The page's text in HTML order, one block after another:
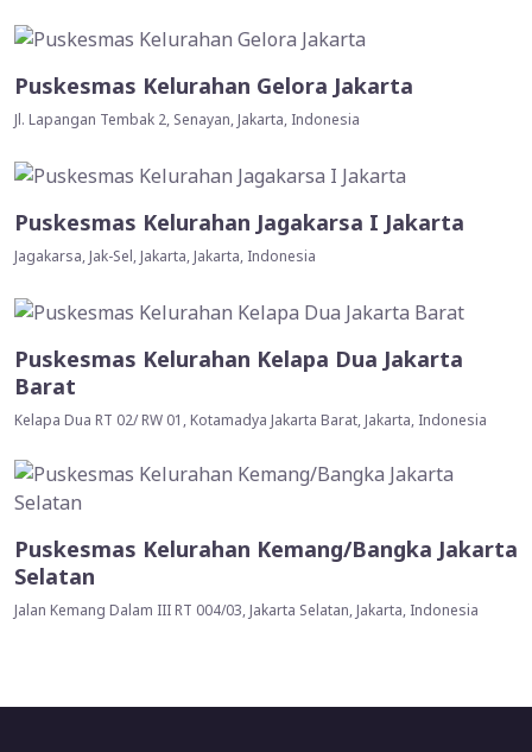
Puskesmas Kelurahan Gelora Jakarta
Jl. Lapangan Tembak 2, Senayan, Jakarta, Indonesia
Puskesmas Kelurahan Jagakarsa I Jakarta
Jagakarsa, Jak-Sel, Jakarta, Jakarta, Indonesia
Puskesmas Kelurahan Kelapa Dua Jakarta
Barat
Kelapa Dua RT 02/ RW 01, Kotamadya Jakarta Barat, Jakarta, Indonesia
Puskesmas Kelurahan Kemang/Bangka Jakarta
Selatan
Jalan Kemang Dalam III RT 004/03, Jakarta Selatan, Jakarta, Indonesia